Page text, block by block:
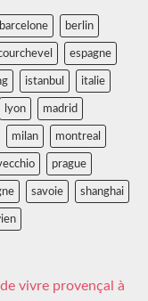
barcelone berlin
espagne
istanbul italie
lyon madrid
milan montreal
prague
savoie shanghai
vivre provençal à